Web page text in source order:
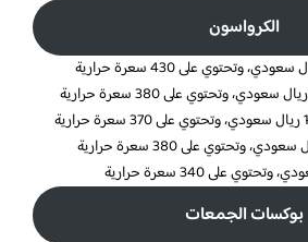
الكرواسون
بوكسات الجمعات